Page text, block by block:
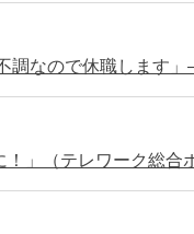
調なので休職します
」（テレワーク総合